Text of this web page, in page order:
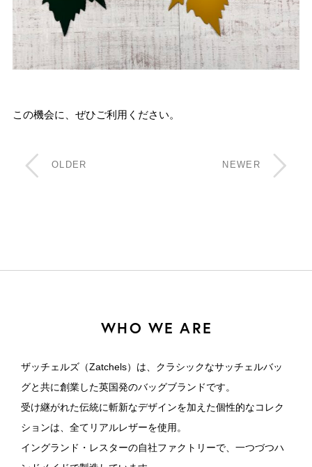
この機会に、ぜひご利用ください。
OLDER NEWER
WHO WE ARE
ザッチェルズ（Zatchels）は、クラシックなサッチェルバッ
グと共に創業した英国発のバッグブランドです。
受け継がれた伝統に斬新なデザインを加えた個性的なコレク
ションは、全てリアルレザーを使用。
イングランド・レスターの自社ファクトリーで、一つづつハ